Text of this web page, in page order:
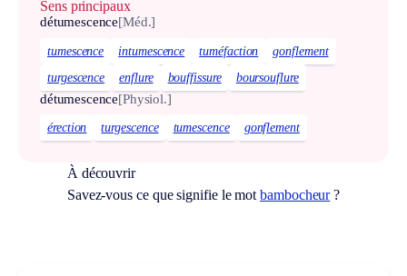
Sens principaux
détumescence[Méd.]
tumescence intumescence tuméfaction
gonflement
turgescence
enflure bouffissure boursouflure
détumescence[Physiol.]
érection turgescence tumescence gonflement
À découvrir
Savez-vous ce que signifie le motbambocheur?